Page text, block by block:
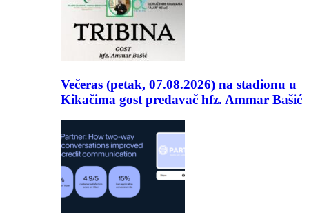
Večeras (petak, 07.08.2026) na stadionu u
Kikačima gost predavač hfz. Ammar Bašić